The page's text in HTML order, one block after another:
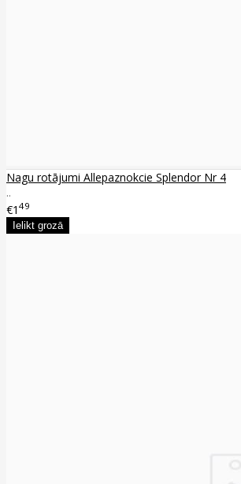
Nagu rotājumi Allepaznokcie Splendor Nr 4
..
€1 49